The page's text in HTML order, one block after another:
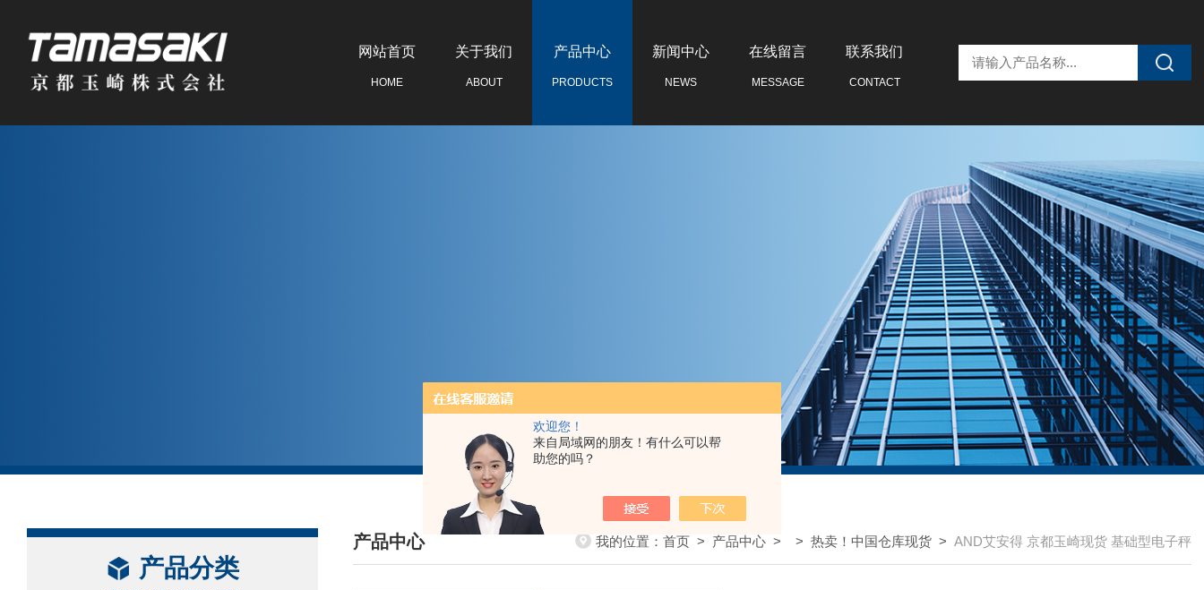
欢迎您！
来自局域网的朋友！有什么可以帮
助您的吗？
网站首页
HOME
关于我们
ABOUT
产品中心
PRODUCTS
新闻中心
NEWS
在线留言
MESSAGE
联系我们
CONTACT
产品分类
产品中心
/ PRODUCTS CENTER
我的位置： 首页 > 产品中心 > > 热卖！中国仓库现货 > AND艾安得 京都玉崎现货 基础型电子秤